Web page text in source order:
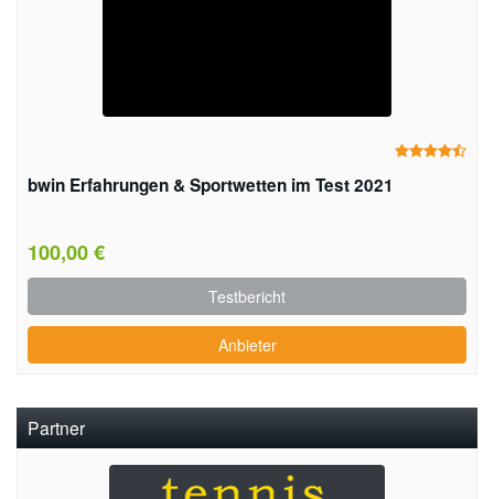
bwin Erfahrungen & Sportwetten im Test 2021
100,00 €
Testbericht
Anbieter
Partner